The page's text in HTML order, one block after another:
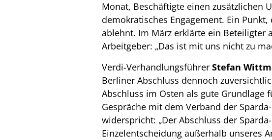
Monat, Beschäftigte einen zusätzlichen
demokratisches Engagement. Ein Punkt,
ablehnt. Im März erklärte ein Beteiligter
Arbeitgeber: „Das ist mit uns nicht zu
Verdi-Verhandlungsführer Stefan
Berliner Abschluss dennoch
Abschluss im Osten als gute Grundlage
Gespräche mit dem Verband der
widerspricht: „Der Abschluss der
Einzelentscheidung außerhalb unseres